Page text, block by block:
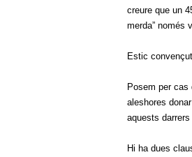
creure que un
merda” només
Estic
Posem per cas
aleshores
aquests
Hi ha dues